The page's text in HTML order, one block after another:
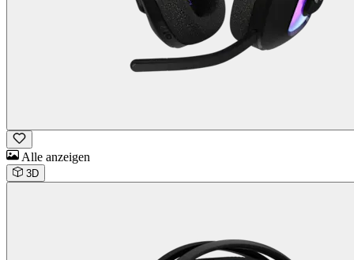
Alle anzeigen
3D